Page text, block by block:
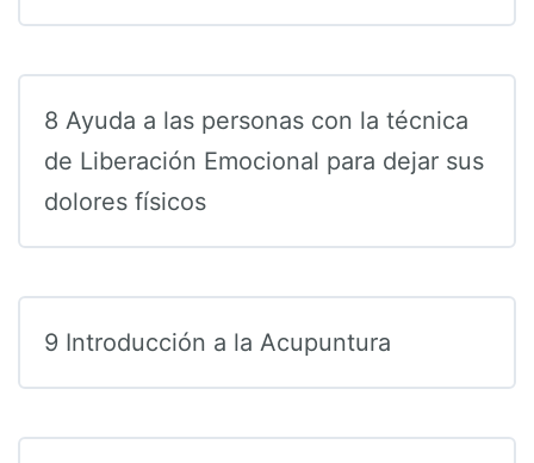
8 Ayuda a las personas con la técnica
de Liberación Emocional para dejar sus
dolores físicos
9 Introducción a la Acupuntura